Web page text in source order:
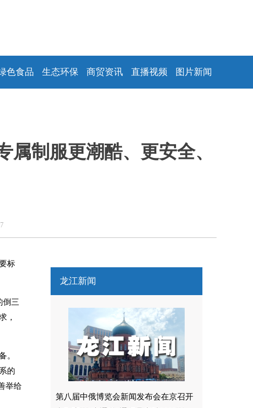
色食品 生态环保 商贸资讯 直播视频 图片新闻
制服更潮酷、更安全、
标
倒三
，
。
的
举给